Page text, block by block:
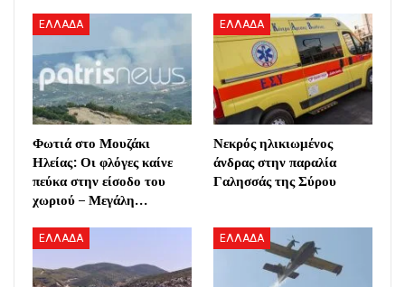
ΕΛΛΑΔΑ
Φωτιά στο Μουζάκι
Ηλείας: Οι φλόγες καίνε
πεύκα στην είσοδο του
χωριού – Μεγάλη…
ΕΛΛΑΔΑ
Νεκρός ηλικιωμένος
άνδρας στην παραλία
Γαλησσάς της Σύρου
ΕΛΛΑΔΑ ΕΛΛΑΔΑ